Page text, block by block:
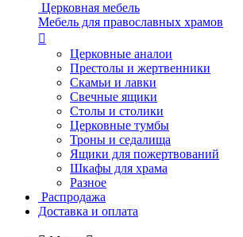
Церковная мебель
Мебель для православных храмов

Церковные аналои
Престолы и жертвенники
Скамьи и лавки
Свечные ящики
Столы и столики
Церковные тумбы
Троны и седалища
Ящики для пожертвований
Шкафы для храма
Разное
Распродажа
Доставка и оплата